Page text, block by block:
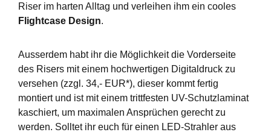
Riser im harten Alltag und verleihen ihm ein cooles
Flightcase Design.
Ausserdem habt ihr die Möglichkeit die Vorderseite
des Risers mit einem hochwertigen Digitaldruck zu
versehen (zzgl. 34,- EUR*), dieser kommt fertig
montiert und ist mit einem trittfesten UV-Schutzlaminat
kaschiert, um maximalen Ansprüchen gerecht zu
werden. Solltet ihr euch für einen LED-Strahler aus